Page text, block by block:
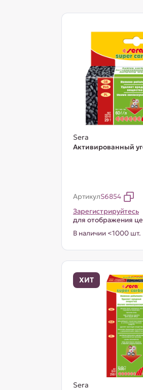
Sera
Активированный
АртикулS6854
Зарегистрируйтесь
для отображения
В наличии <1000 шт.
ХИТ
Sera